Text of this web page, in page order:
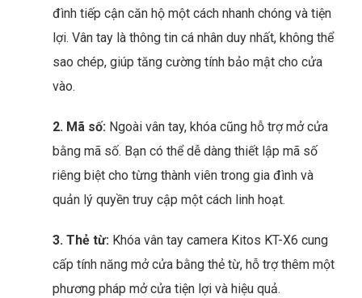
đình tiếp cận căn hộ một cách nhanh chóng và tiện
lợi. Vân tay là thông tin cá nhân duy nhất, không thể
sao chép, giúp tăng cường tính bảo mật cho cửa
vào.
2. Mã số: Ngoài vân tay, khóa cũng hỗ trợ mở cửa
bằng mã số. Bạn có thể dễ dàng thiết lập mã số
riêng biệt cho từng thành viên trong gia đình và
quản lý quyền truy cập một cách linh hoạt.
3. Thẻ từ: Khóa vân tay camera Kitos KT-X6 cung
cấp tính năng mở cửa bằng thẻ từ, hỗ trợ thêm một
phương pháp mở cửa tiện lợi và hiệu quả.